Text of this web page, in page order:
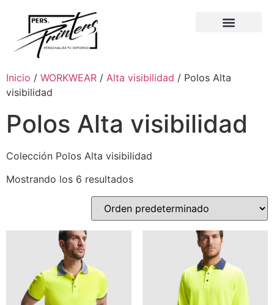
Inicio / WORKWEAR / Alta visibilidad / Polos Alta
visibilidad
Polos Alta visibilidad
Colección Polos Alta visibilidad
Mostrando los 6 resultados